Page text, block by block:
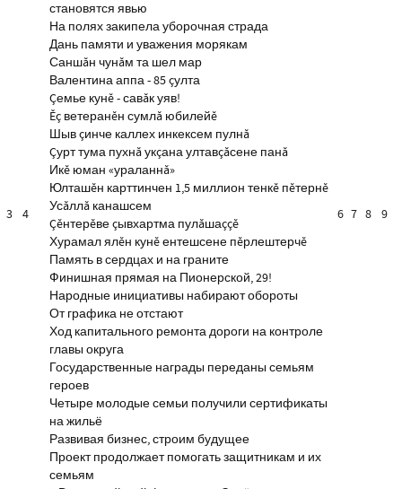
3 4
становятся явью
На полях закипела уборочная страда
Дань памяти и уважения морякам
Саншăн чунăм та шел мар
Валентина аппа - 85 çулта
Çемье кунĕ - савăк уяв!
Ĕç ветеранĕн сумлă юбилейĕ
Шыв çинче каллех инкексем пулнă
Çурт тума пухнă укçана ултавçăсене панă
Икĕ юман «ураланнă»
Юлташĕн карттинчен 1,5 миллион тенкĕ пĕтернĕ
Усăллă канашсем
Çĕнтерĕве çывхартма пулăшаççĕ
Хурамал ялĕн кунĕ ентешсене пĕрлештерчĕ
Память в сердцах и на граните
Финишная прямая на Пионерской, 29!
Народные инициативы набирают обороты
От графика не отстают
Ход капитального ремонта дороги на контроле
главы округа
Государственные награды переданы семьям
героев
Четыре молодые семьи получили сертификаты
на жильё
Развивая бизнес, строим будущее
Проект продолжает помогать защитникам и их
семьям
6 7 8 9